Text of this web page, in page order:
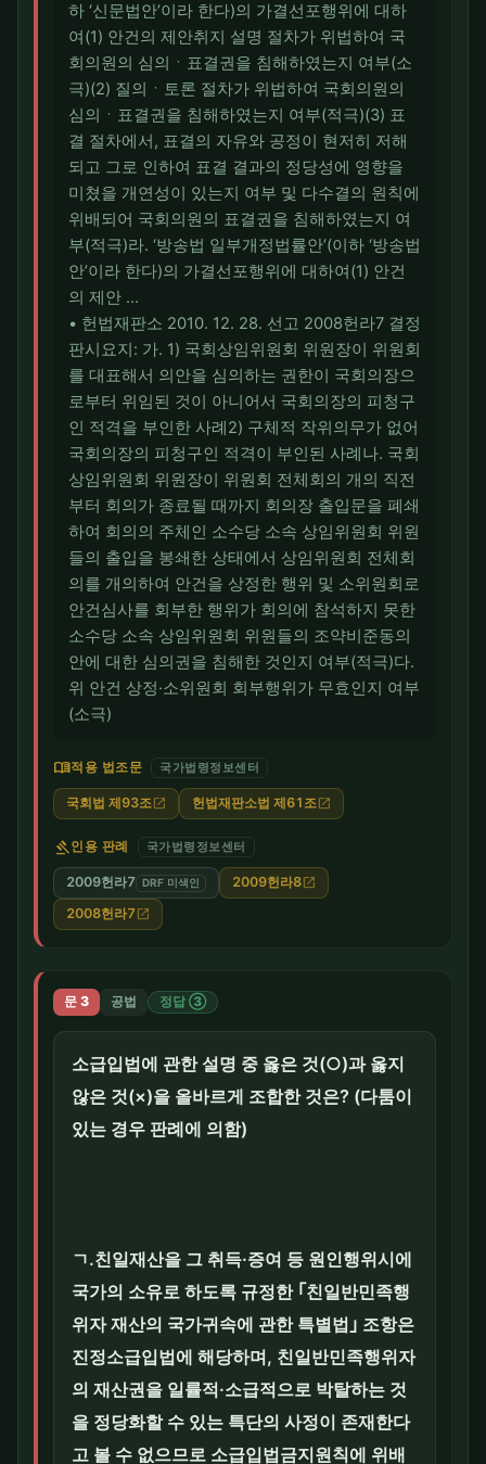
하 ‘신문법안’이라 한다)의 가결선포행위에 대하
여(1) 안건의 제안취지 설명 절차가 위법하여 국
회의원의 심의ㆍ표결권을 침해하였는지 여부(소
극)(2) 질의ㆍ토론 절차가 위법하여 국회의원의
심의ㆍ표결권을 침해하였는지 여부(적극)(3) 표
결 절차에서, 표결의 자유와 공정이 현저히 저해
되고 그로 인하여 표결 결과의 정당성에 영향을
미쳤을 개연성이 있는지 여부 및 다수결의 원칙에
위배되어 국회의원의 표결권을 침해하였는지 여
부(적극)라. ‘방송법 일부개정법률안’(이하 ‘방송법
안’이라 한다)의 가결선포행위에 대하여(1) 안건
의 제안 …
• 헌법재판소 2010. 12. 28. 선고 2008헌라7 결정
판시요지: 가. 1) 국회상임위원회 위원장이 위원회
를 대표해서 의안을 심의하는 권한이 국회의장으
로부터 위임된 것이 아니어서 국회의장의 피청구
인 적격을 부인한 사례2) 구체적 작위의무가 없어
국회의장의 피청구인 적격이 부인된 사례나. 국회
상임위원회 위원장이 위원회 전체회의 개의 직전
부터 회의가 종료될 때까지 회의장 출입문을 폐쇄
하여 회의의 주체인 소수당 소속 상임위원회 위원
들의 출입을 봉쇄한 상태에서 상임위원회 전체회
의를 개의하여 안건을 상정한 행위 및 소위원회로
안건심사를 회부한 행위가 회의에 참석하지 못한
소수당 소속 상임위원회 위원들의 조약비준동의
안에 대한 심의권을 침해한 것인지 여부(적극)다.
위 안건 상정·소위원회 회부행위가 무효인지 여부
(소극)
menu_book적용 법조문 국가법령정보센터
국회법 제93조 open_in_new 헌법재판소법 제61조 open_in_new
gavel인용 판례 국가법령정보센터
2009헌라7 DRF 미색인 2009헌라8 open_in_new
2008헌라7 open_in_new
문 3 공법 정답 ③
소급입법에 관한 설명 중 옳은 것(○)과 옳지
않은 것(×)을 올바르게 조합한 것은? (다툼이
있는 경우 판례에 의함)
ㄱ.친일재산을 그 취득·증여 등 원인행위시에
국가의 소유로 하도록 규정한 ｢친일반민족행
위자 재산의 국가귀속에 관한 특별법｣ 조항은
진정소급입법에 해당하며, 친일반민족행위자
의 재산권을 일률적·소급적으로 박탈하는 것
을 정당화할 수 있는 특단의 사정이 존재한다
고 볼 수 없으므로 소급입법금지원칙에 위배